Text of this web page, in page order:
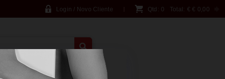
Login / Novo Cliente Qtd: 0 Total: € € 0,00
PESQUISA AVANÇADA